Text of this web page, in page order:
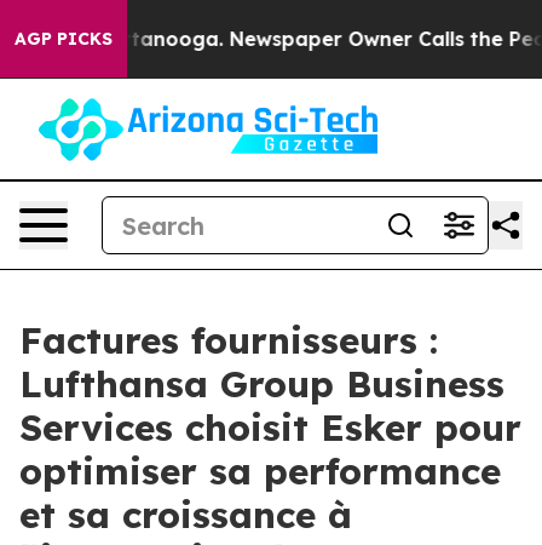
AGP PICKS
in Chattanooga. Newspaper Owner Calls the
Factures fournisseurs :
Lufthansa Group Business
Services choisit Esker pour
optimiser sa performance
et sa croissance à